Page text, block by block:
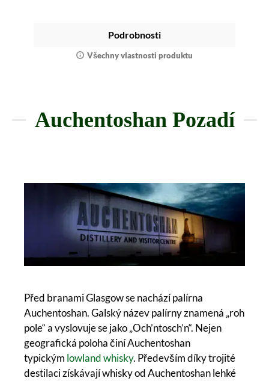
Podrobnosti
Všechny vlastnosti produktu
Auchentoshan Pozadí
Před branami Glasgow se nachází palírna
Auchentoshan. Galský název palírny znamená „roh
pole“ a vyslovuje se jako „Och’ntosch’n“. Nejen
geografická poloha činí Auchentoshan
typickým lowland whisky. Především díky trojité
destilaci získávají whisky od Auchentoshan lehké